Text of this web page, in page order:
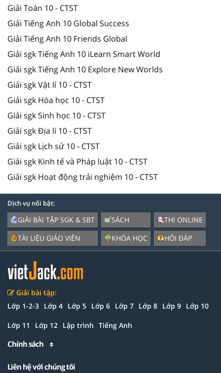
Giải Toán 10 - CTST
Giải Tiếng Anh 10 Global Success
Giải Tiếng Anh 10 Friends Global
Giải sgk Tiếng Anh 10 iLearn Smart World
Giải sgk Tiếng Anh 10 Explore New Worlds
Giải sgk Vật lí 10 - CTST
Giải sgk Hóa học 10 - CTST
Giải sgk Sinh học 10 - CTST
Giải sgk Địa lí 10 - CTST
Giải sgk Lịch sử 10 - CTST
Giải sgk Kinh tế và Pháp luật 10 - CTST
Giải sgk Hoạt động trải nghiệm 10 - CTST
Dịch vụ nổi bật:
GIẢI BÀI TẬP SGK & SBT
TÀI LIỆU GIÁO VIÊN
SÁCH
KHÓA HỌC
THI ONLINE
HỎI ĐÁP
Giải bài tập:
Lớp 1-2-3 Lớp 4 Lớp 5 Lớp 6 Lớp 7 Lớp 8 Lớp 9 Lớp 10
Lớp 11 Lớp 12 Lập trình Tiếng Anh
Chính sách
Liên hệ với chúng tôi